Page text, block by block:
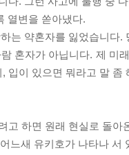
열변을 쏟아냈다.
는 약혼자를 잃었습니다
혼자가 아닙니다. 제 미
입이 있으면 뭐라고 말 좀
고 하면 원래 현실로 돌아
느새 유키호가 나타나 서